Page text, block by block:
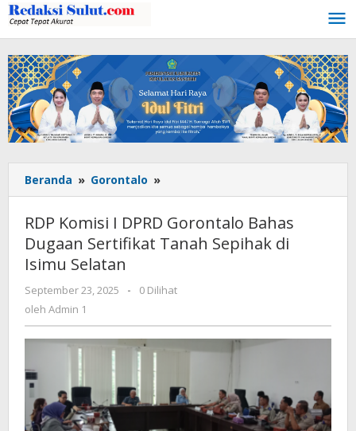
Lewati
ke
konten
Beranda » Gorontalo »
Komisi
DPRD
Gorontalo
Sertifikat
Sepihak
RDP Komisi I DPRD Gorontalo Bahas
Dugaan Sertifikat Tanah Sepihak di
Isimu Selatan
September 23, 2025
oleh
-
0 Dilihat
oleh Admin 1